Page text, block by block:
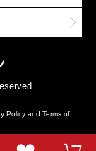
Policyand Terms of